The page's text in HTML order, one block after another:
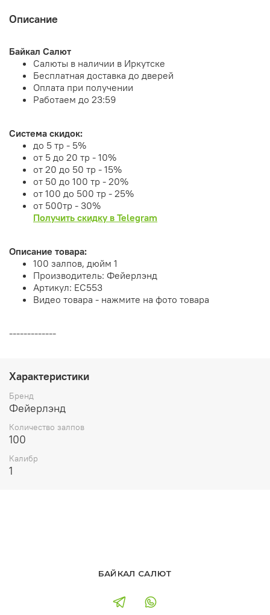
Описание
Байкал Салют
Салюты в наличии в Иркутске
Бесплатная доставка до дверей
Оплата при получении
Работаем до 23:59
Система скидок:
до 5 тр - 5%
от 5 до 20 тр - 10%
от 20 до 50 тр - 15%
от 50 до 100 тр - 20%
от 100 до 500 тр - 25%
от 500тр - 30%
Получить скидку в Telegram
Описание товара:
100 залпов, дюйм 1
Производитель: Фейерлэнд
Артикул: ЕС553
Видео товара - нажмите на фото товара
-------------
Характеристики
Бренд
Фейерлэнд
Количество залпов
100
Калибр
1
БАЙКАЛ САЛЮТ